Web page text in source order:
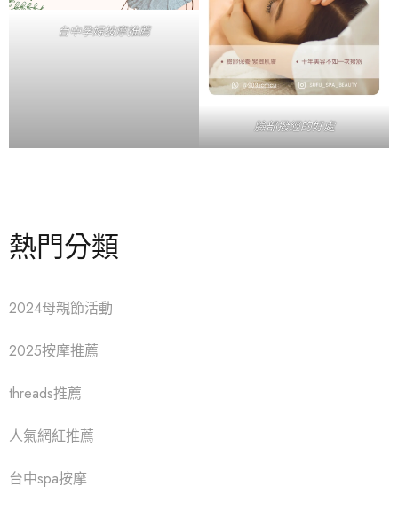
台中孕婦按摩推薦
臉部撥經的好處
熱門分類
2024母親節活動
2025按摩推薦
threads推薦
人氣網紅推薦
台中spa按摩